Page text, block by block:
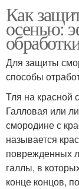
Как
осенью:
Для защиты
способы
Тля на красной
Галловая или
смородине с
называется
поврежденных
галлы, в
конце концов,